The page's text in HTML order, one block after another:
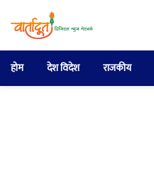
होम देश विदेश राजकीय